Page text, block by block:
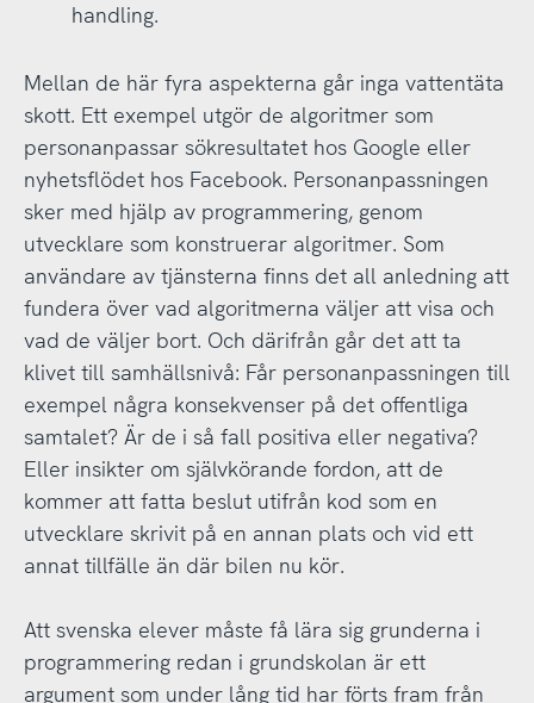
handling.
Mellan de här fyra aspekterna går inga vattentäta
skott. Ett exempel utgör de algoritmer som
personanpassar sökresultatet hos Google eller
nyhetsflödet hos Facebook. Personanpassningen
sker med hjälp av programmering, genom
utvecklare som konstruerar algoritmer. Som
användare av tjänsterna finns det all anledning att
fundera över vad algoritmerna väljer att visa och
vad de väljer bort. Och därifrån går det att ta
klivet till samhällsnivå: Får personanpassningen till
exempel några konsekvenser på det offentliga
samtalet? Är de i så fall positiva eller negativa?
Eller insikter om självkörande fordon, att de
kommer att fatta beslut utifrån kod som en
utvecklare skrivit på en annan plats och vid ett
annat tillfälle än där bilen nu kör.
Att svenska elever måste få lära sig grunderna i
programmering redan i grundskolan är ett
argument som under lång tid har förts fram från